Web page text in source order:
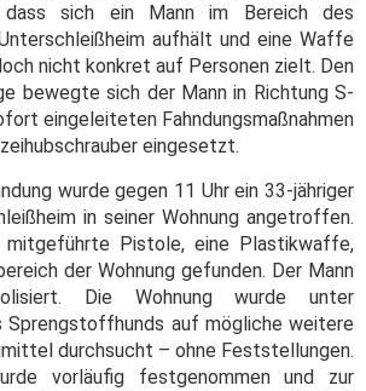
dass sich ein Mann im Bereich des
aufhält und eine Waffe
nicht konkret auf Personen zielt. Den
bewegte sich der Mann in Richtung S-
eingeleiteten Fahndungsmaßnahmen
eingesetzt.
wurde gegen 11 Uhr ein 33-jähriger
in seiner Wohnung angetroffen.
mitgeführte Pistole, eine Plastikwaffe,
der Wohnung gefunden. Der Mann
Die Wohnung wurde unter
Sprengstoffhunds auf mögliche weitere
durchsucht – ohne Feststellungen.
vorläufig festgenommen und zur